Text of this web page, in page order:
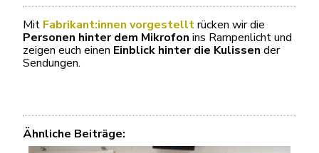
Mit Fabrikant:innen vorgestelltrücken wir die
Personen hinter dem Mikrofon ins Rampenlicht und
zeigen euch einen Einblick hinter die Kulissen der
Sendungen.
Ähnliche Beiträge: